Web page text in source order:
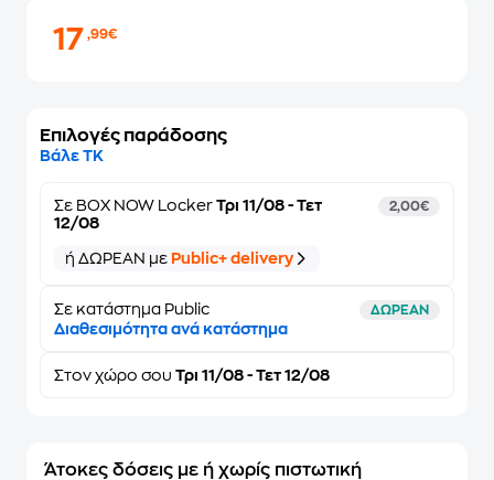
17,99€
Επιλογές παράδοσης
Βάλε ΤΚ
Σε BOX NOW Locker Τρι 11/08 - Τετ
12/08
2,00€
ή ΔΩΡΕΑΝ με Public+ delivery
Σε κατάστημα Public ΔΩΡΕΑΝ
Διαθεσιμότητα ανά κατάστημα
Στον χώρο σου Τρι 11/08 - Τετ 12/08
Άτοκες δόσεις με ή χωρίς πιστωτική